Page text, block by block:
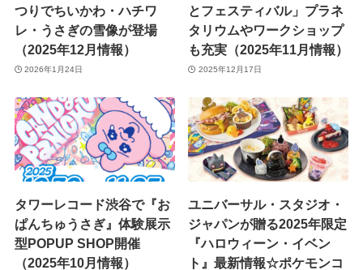
つりでちいかわ・ハチワ
レ・うさぎの雪像が登場
（2025年12月情報）
2026年1月24日
とフェスティバル」プラネ
タリウムやワークショップ
も充実（2025年11月情報）
2025年12月17日
タワーレコード渋谷で『お
ぱんちゅうさぎ』体験展示
型POPUP SHOP開催
（2025年10月情報）
ユニバーサル・スタジオ・
ジャパンが贈る2025年限定
『ハロウィーン・イベン
ト』最新情報☆ポケモンコ